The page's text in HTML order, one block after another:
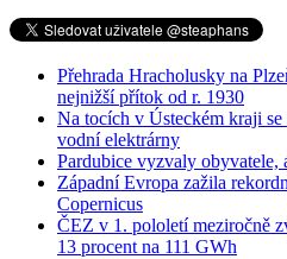
Přehrada Hracholusky na
nejnižší přítok od r. 1930
Na tocích v Ústeckém kraji
vodní elektrárny
Pardubice vyzvaly
Západní Evropa zažila
Copernicus
ČEZ v 1. pololetí meziročně
13 procent na 111 GWh